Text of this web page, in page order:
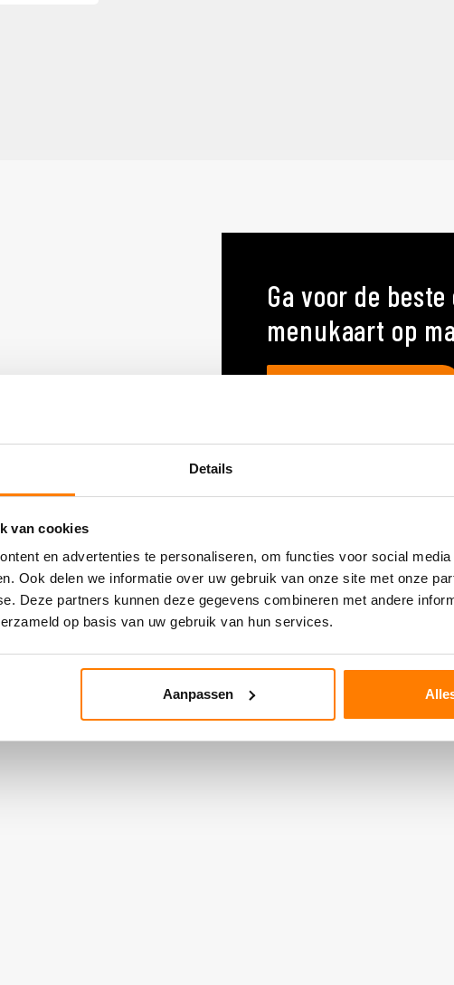
Details
van cookies
en advertenties te personaliseren, om functies voor social
Ook delen we informatie over uw gebruik van onze site met onze
Deze partners kunnen deze gegevens combineren met andere
op basis van uw gebruik van hun services.
Aanpassen
Ga voor de
menukaart op